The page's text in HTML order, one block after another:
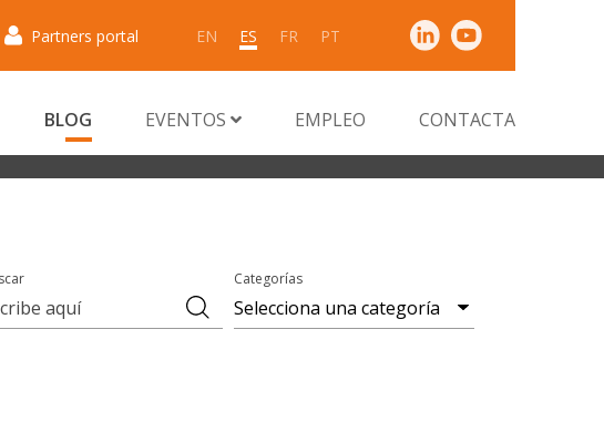
Partners portal EN ES FR PT
BLOG EVENTOS EMPLEO CONTACTA
Categorías